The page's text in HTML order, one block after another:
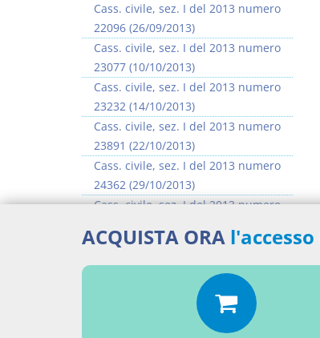
Cass. civile, sez. I del 2013 numero
22096 (26/09/2013)
Cass. civile, sez. I del 2013 numero
23077 (10/10/2013)
Cass. civile, sez. I del 2013 numero
23232 (14/10/2013)
Cass. civile, sez. I del 2013 numero
23891 (22/10/2013)
Cass. civile, sez. I del 2013 numero
24362 (29/10/2013)
Cass. civile, sez. I del 2013 numero
Cass. civile, sez. I del 2013 numero
25296 (11/11/2013)
>> Vai all'argomento completo
ACQUISTA ORA l'accesso